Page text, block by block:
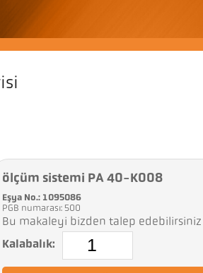
ölçüm sistemi PA 40-K008
Eşya No.: 1095086
PGB numarası: 500
Bu makaleyi bizden talep edebilirsiniz
Kalabalık: